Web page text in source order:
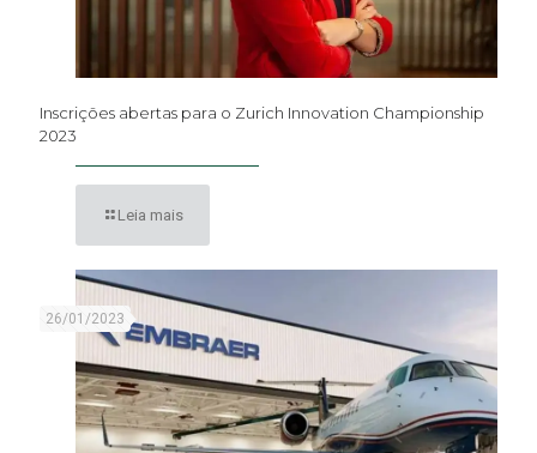
Inscrições abertas para o Zurich Innovation Championship
2023
Leia mais
26/01/2023